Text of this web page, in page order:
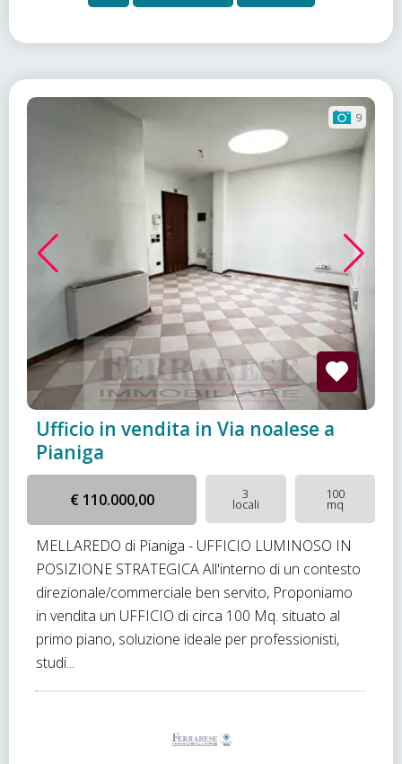
9
Ufficio in vendita in Via noalese a
Pianiga
€ 110.000,00 3
locali
100
mq
MELLAREDO di Pianiga - UFFICIO LUMINOSO IN
POSIZIONE STRATEGICA All'interno di un contesto
direzionale/commerciale ben servito, Proponiamo
in vendita un UFFICIO di circa 100 Mq. situato al
primo piano, soluzione ideale per professionisti,
studi...